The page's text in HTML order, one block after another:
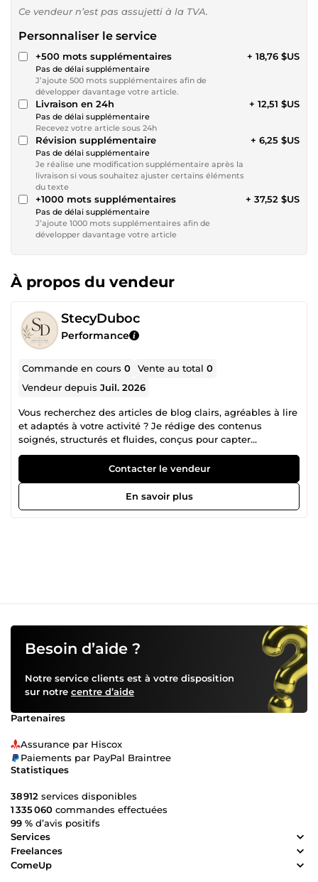
Ce vendeur n’est pas assujetti à la TVA.
Personnaliser le service
+500 mots supplémentaires
Pas de délai supplémentaire
J’ajoute 500 mots supplémentaires afin de
développer davantage votre article.
+ 18,76 $US
Livraison en 24h
Pas de délai supplémentaire
Recevez votre article sous 24h
+ 12,51 $US
Révision supplémentaire
Pas de délai supplémentaire
Je réalise une modification supplémentaire après la
livraison si vous souhaitez ajuster certains éléments
du texte
+ 6,25 $US
+1000 mots supplémentaires
Pas de délai supplémentaire
J’ajoute 1000 mots supplémentaires afin de
développer davantage votre article
+ 37,52 $US
À propos du vendeur
StecyDuboc
Performance
Commande en cours0 Vente au total0
Vendeur depuisJuil. 2026
Vous recherchez des articles de blog clairs, agréables à lire
et adaptés à votre activité ? Je rédige des contenus
soignés, structurés et fluides, conçus pour capter
l’attention de vos lecteurs et transmettre votre message
avec clarté. Je peux rédiger sur de nombreuses
thématiques, notamment : • Bien-être • Lifestyle •
Entrepreneuriat • Cuisine • Voyage • Développement
personnel • Et bien d’autres. Chaque projet est réalisé avec
Contacter le vendeur
En savoir plus
Besoin d’aide ?
Notre service clients est à votre disposition
sur notre centre d’aide
Partenaires
Assurance par Hiscox
Paiements par PayPal Braintree
Statistiques
38 912 services disponibles
1 335 060 commandes effectuées
99 % d’avis positifs
Services
Freelances
ComeUp